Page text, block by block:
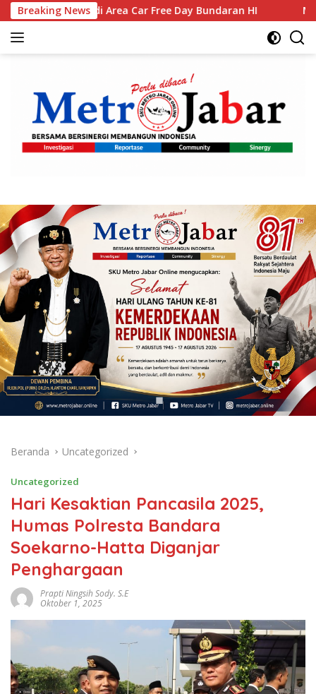
Langsung
ke
konten
Breaking News
Car Free Day Bundaran HI Muktamar XVI Tapak
Beranda Uncategorized
Uncategorized
Hari Kesaktian Pancasila 2025,
Humas Polresta Bandara
Soekarno-Hatta Diganjar
Penghargaan
Prapti Ningsih Sody. S.E
Oktober 1, 2025